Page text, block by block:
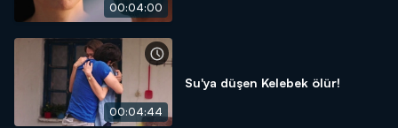
00:04:00
00:04:44
Su'ya düşen Kelebek ölür!